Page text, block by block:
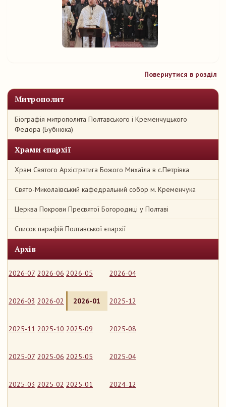
Митрополит
Біографія митрополита Полтавського і Кременчуцького
Федора (Бубнюка)
Храми єпархії
Храм Святого Архістратига Божого Михаїла в с.Петрівка
Свято-Миколаївський кафедральний собор м. Кременчука
Церква Покрови Пресвятої Богородиці у Полтаві
Список парафій Полтавської єпархії
Архів
2026-07 2026-06 2026-05 2026-04
2026-03 2026-02 2026-01 2025-12
2025-11 2025-10 2025-09 2025-08
2025-07 2025-06 2025-05 2025-04
2025-03 2025-02 2025-01 2024-12
Повернутися в розділ